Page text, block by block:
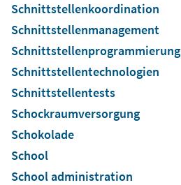
Schnittstellenkoordination
Schnittstellenmanagement
Schnittstellenprogrammierung
Schnittstellentechnologien
Schnittstellentests
Schockraumversorgung
Schokolade
School
School administration